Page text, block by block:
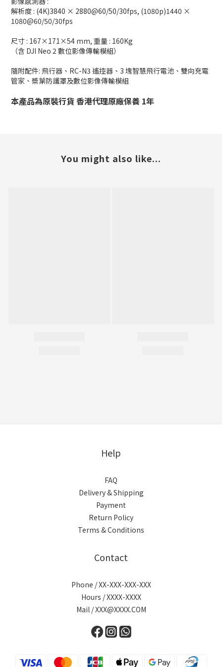
解析度 : (4K)3840 × 2880@60/50/30fps, (1080p)1440 ×
1080@60/50/30fps
尺寸 : 167×171×54 mm, 重量 : 160Kg
（含 DJI Neo 2 數位影像傳輸模組）
隨附配件: 飛行器、RC-N3 遙控器、3 塊智慧飛行電池、雙向充電
管家、槳葉防護罩及數位影像傳輸模組
本產品為原裝行貨 香港代理原廠保養 1年
You might also like...
Help
FAQ
Delivery & Shipping
Payment
Return Policy
Terms & Conditions
Contact
Phone / XX-XXX-XXX-XXX
Hours / XXXX-XXXX
Mail / XXX@XXXX.COM